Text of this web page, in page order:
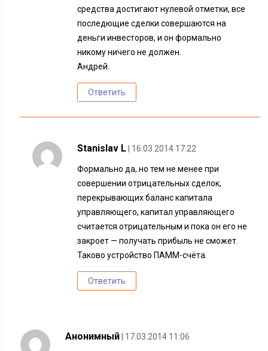
средства достигают нулевой отметки, все
последющие сделки совершаются на
деньги инвесторов, и он формально
никому ничего не должен.
Андрей.
Ответить
Stanislav L | 16.03.2014 17:22
Формально да, но тем не менее при
совершении отрицательных сделок,
перекрывающих баланс капитала
управляющего, капитал управляющего
считается отрицательным и пока он его не
закроет — получать прибыль не сможет.
Таково устройство ПАММ-счёта.
Ответить
Анонимный | 17.03.2014 11:06